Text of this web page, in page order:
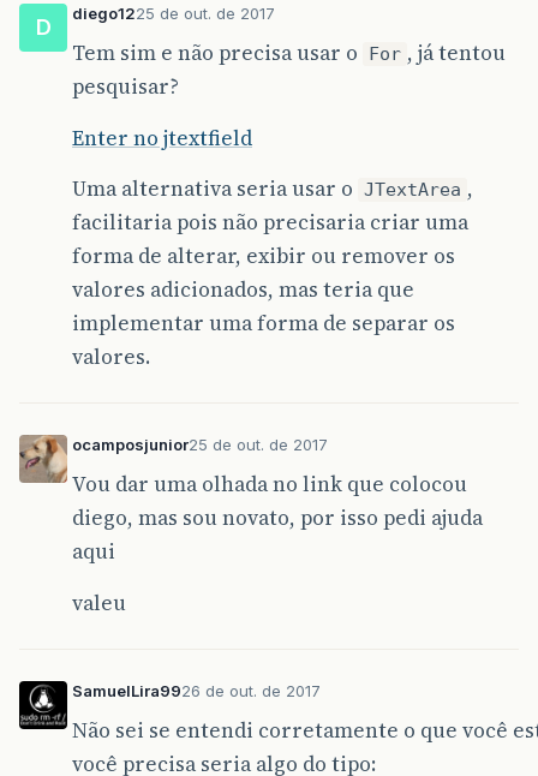
D
diego1225 de out. de 2017
Tem sim e não precisa usar o For , já tentou
pesquisar?
Enter no jtextfield
Uma alternativa seria usar o JTextArea ,
facilitaria pois não precisaria criar uma
forma de alterar, exibir ou remover os
valores adicionados, mas teria que
implementar uma forma de separar os
valores.
ocamposjunior25 de out. de 2017
Vou dar uma olhada no link que colocou
diego, mas sou novato, por isso pedi ajuda
aqui
valeu
SamuelLira9926 de out. de 2017
Não sei se entendi corretamente o que você
você precisa seria algo do tipo: